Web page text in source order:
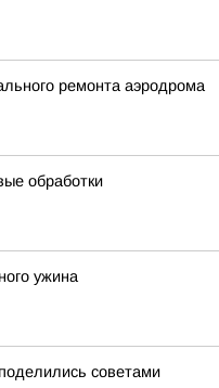
ремонта аэродрома
обработки
ужина
советами